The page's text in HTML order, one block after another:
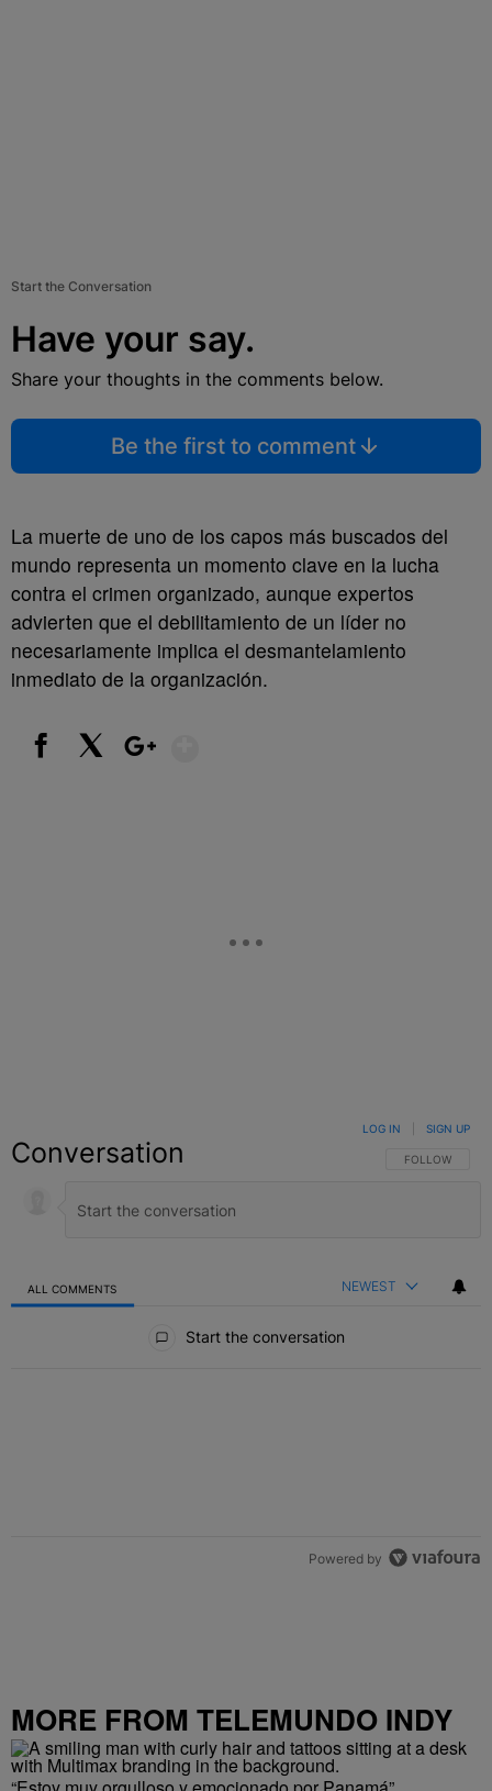
Start the Conversation
Have your say.
Share your thoughts in the comments below.
Be the first to comment
La muerte de uno de los capos más buscados del
mundo representa un momento clave en la lucha
contra el crimen organizado, aunque expertos
advierten que el debilitamiento de un líder no
necesariamente implica el desmantelamiento
inmediato de la organización.
Conversation FOLLOW THIS
FOLLOW
LOG IN SIGN UP
ALL COMMENTS NEWEST
Start the conversation
Powered by
MORE FROM TELEMUNDO INDY